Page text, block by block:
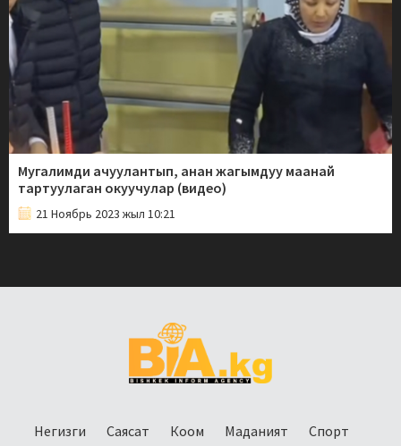
Мугалимди ачуулантып, анан жагымдуу маанай
тартуулаган окуучулар (видео)
21 Ноябрь 2023 жыл 10:21
Негизги Саясат Коом Маданият Спорт